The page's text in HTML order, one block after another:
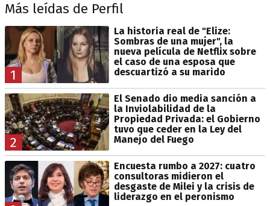
Más leídas de Perfil
1
La historia real de "Elize:
Sombras de una mujer", la
nueva película de Netflix sobre
el caso de una esposa que
descuartizó a su marido
2
El Senado dio media sanción a
la Inviolabilidad de la
Propiedad Privada: el Gobierno
tuvo que ceder en la Ley del
Manejo del Fuego
Encuesta rumbo a 2027: cuatro
consultoras midieron el
desgaste de Milei y la crisis de
liderazgo en el peronismo